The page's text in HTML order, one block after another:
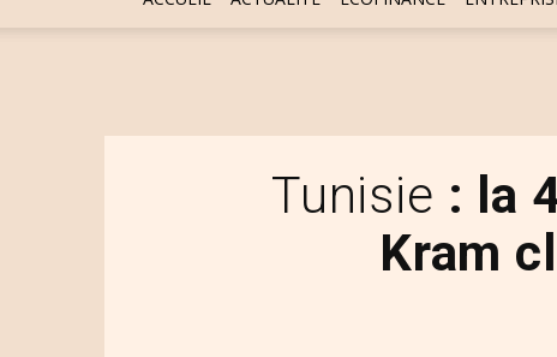
Tunisie : la
Kram